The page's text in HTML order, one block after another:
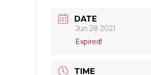
DATE
Jun 28 2021
Expired!
TIME